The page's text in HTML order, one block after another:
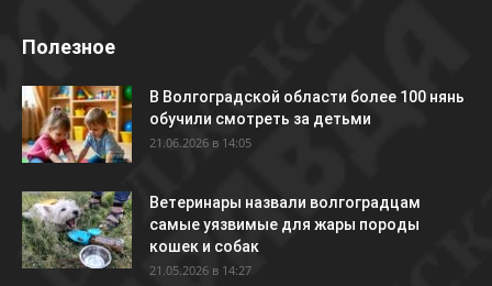
Полезное
В Волгоградской области более 100 нянь
обучили смотреть за детьми
21.06.2026 в 14:05
Ветеринары назвали волгоградцам
самые уязвимые для жары породы
кошек и собак
21.05.2026 в 14:27